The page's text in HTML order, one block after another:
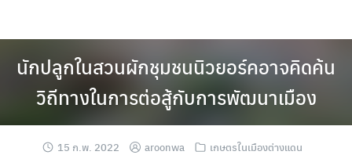
นักปลูกในสวนผักชุมชนนิวยอร์คอาจคิดค้น
วิถีทางในการต่อสู้กับการพัฒนาเมือง
15 ก.พ. 2022 aroonwa เกษตรในเมืองต่างแดน